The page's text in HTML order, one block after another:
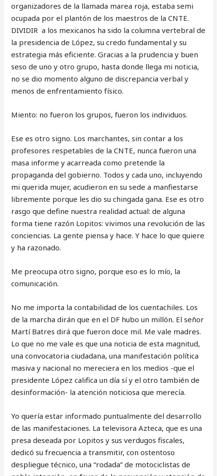
organizadores de la llamada marea roja, estaba semi
ocupada por el plantón de los maestros de la CNTE.
DIVIDIR a los mexicanos ha sido la columna vertebral de
la presidencia de López, su credo fundamental y su
estrategia más eficiente. Gracias a la prudencia y buen
seso de uno y otro grupo, hasta donde llega mi noticia,
no se dio momento alguno de discrepancia verbal y
menos de enfrentamiento físico.
Miento: no fueron los grupos, fueron los individuos.
Ese es otro signo. Los marchantes, sin contar a los
profesores respetables de la CNTE, nunca fueron una
masa informe y acarreada como pretende la
propaganda del gobierno. Todos y cada uno, incluyendo
mi querida mujer, acudieron en su sede a manfiestarse
libremente porque les dio su chingada gana. Ese es otro
rasgo que define nuestra realidad actual: de alguna
forma tiene razón Lopitos: vivimos una revolución de las
conciencias. La gente piensa y hace. Y hace lo que quiere
y ha razonado.
Me preocupa otro signo, porque eso es lo mío, la
comunicación.
No me importa la contabilidad de los cuentachiles. Los
de la marcha dirán que en el DF hubo un millón. El señor
Martí Batres dirá que fueron doce mil. Me vale madres.
Lo que no me vale es que una noticia de esta magnitud,
una convocatoria ciudadana, una manifestación política
masiva y nacional no mereciera en los medios -que el
presidente López califica un día sí y el otro también de
desinformación- la atención noticiosa que merecía.
Yo quería estar informado puntualmente del desarrollo
de las manifestaciones. La televisora Azteca, que es una
presa deseada por Lopitos y sus verdugos fiscales,
dedicó su frecuencia a transmitir, con ostentoso
despliegue técnico, una “rodada” de motociclistas de